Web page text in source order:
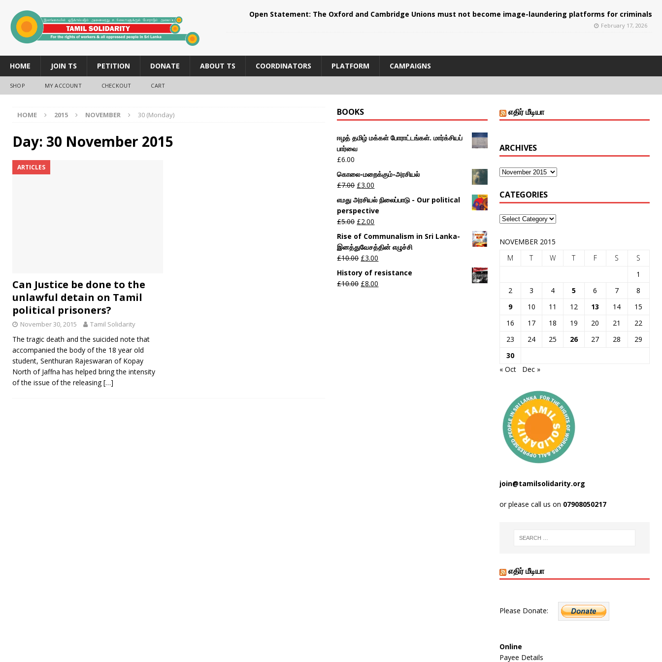
Open Statement: The Oxford and Cambridge Unions must not become image-laundering platforms for criminals
February 17, 2026
HOME JOIN TS PETITION DONATE ABOUT TS COORDINATORS PLATFORM CAMPAIGNS
SHOP MY ACCOUNT CHECKOUT CART
HOME 2015 NOVEMBER 30 (Monday)
Day: 30 November 2015
ARTICLES
Can Justice be done to the
unlawful detain on Tamil
political prisoners?
November 30, 2015 Tamil Solidarity
The tragic death and the suicided note that
accompanied the body of the 18 year old
student, Senthuran Rajeswaran of Kopay
North of Jaffna has helped bring the intensity
of the issue of the releasing[…]
BOOKS
ஈழத் தமிழ் மக்கள் போராட்டங்கள். மார்க்சியப்
பார்வை
£6.00
கொலை-மறைக்கும்-அரசியல்
£7.00 £3.00
எமது அரசியல் நிலைப்பாடு - Our political
perspective
£5.00 £2.00
Rise of Communalism in Sri Lanka-
இனத்துவேசத்தின் எழுச்சி
£10.00 £3.00
History of resistance
£10.00 £8.00
எதிர் மீடியா
ARCHIVES
CATEGORIES
NOVEMBER 2015
M
T W T F S
S
1
2
3 4 5 6 7
8
9
10 11 12 13 14
15
16
17 18 19 20 21
22
23
24 25 26 27 28
29
30
« Oct
Dec »
join@tamilsolidarity.org
or please call us on 07908050217
எதிர் மீடியா
Please Donate:
Online
Payee Details